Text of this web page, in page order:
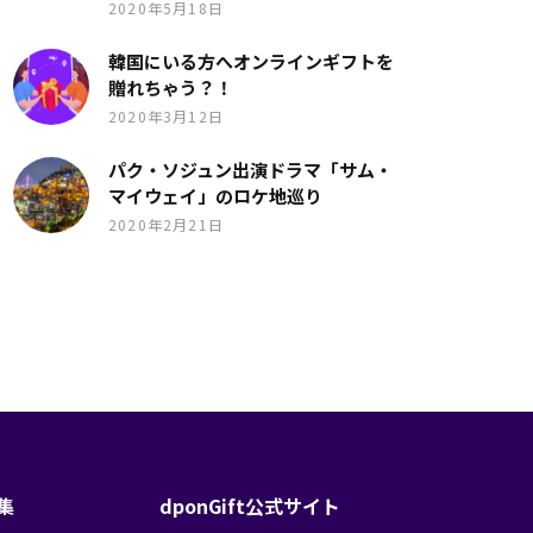
2020年5月18日
韓国にいる方へオンラインギフトを
贈れちゃう？！
2020年3月12日
パク・ソジュン出演ドラマ「サム・
マイウェイ」のロケ地巡り
2020年2月21日
dponGift公式サイト